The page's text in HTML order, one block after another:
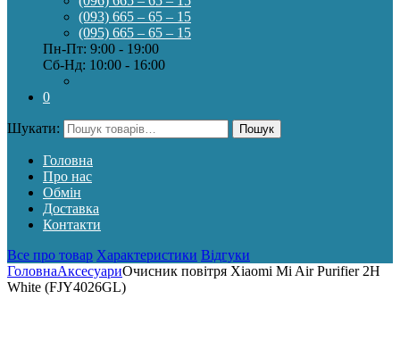
(093) 665 – 65 – 15
(095) 665 – 65 – 15
Пн-Пт: 9:00 - 19:00
Сб-Нд: 10:00 - 16:00
0
Шукати: Пошук
Головна
Про нас
Обмін
Доставка
Контакти
Все про товар Характеристики Відгуки
ГоловнаАксесуариОчисник повітря Xiaomi Mi Air Purifier 2H
White (FJY4026GL)